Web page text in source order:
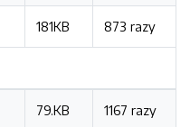
181KB 873 razy
79.KB 1167 razy